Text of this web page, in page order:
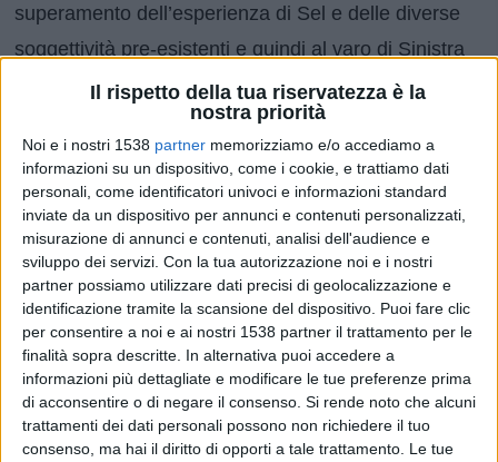
Il rispetto della tua riservatezza è la
nostra priorità
Noi e i nostri 1538 partner memorizziamo e/o accediamo a
informazioni su un dispositivo, come i cookie, e trattiamo dati
personali, come identificatori univoci e informazioni standard
inviate da un dispositivo per annunci e contenuti personalizzati,
misurazione di annunci e contenuti, analisi dell'audience e
sviluppo dei servizi. Con la tua autorizzazione noi e i nostri
partner possiamo utilizzare dati precisi di geolocalizzazione e
identificazione tramite la scansione del dispositivo. Puoi fare clic
per consentire a noi e ai nostri 1538 partner il trattamento per le
finalità sopra descritte. In alternativa puoi accedere a
informazioni più dettagliate e modificare le tue preferenze prima
di acconsentire o di negare il consenso. Si rende noto che alcuni
trattamenti dei dati personali possono non richiedere il tuo
consenso, ma hai il diritto di opporti a tale trattamento. Le tue
superamento dell’esperienza di Sel e delle diverse
soggettività pre-esistenti e quindi al varo di Sinistra
italiana. Il dibattito con gli interventi dei militanti ed
amministratori si è concentrato sulla necessità di
dotarsi di un’organizzazione capillare in grado di
radicare una sinistra utile per l’Abruzzo individuando
alcune priorità programmatiche su cui costruire
vertenzialità, iniziative e consenso, racchiuse nel
documento politico conclusivo: dall’emergenza
occupazione e condizioni di lavoro fino ai temi della
ricostruzione e dell’abbandono delle aree interne
passando per il capitolo sanità con l’opposizione
ferma al project financing e il rilancio di una difesa e